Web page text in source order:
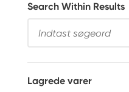
Search Within Results
Lagrede varer